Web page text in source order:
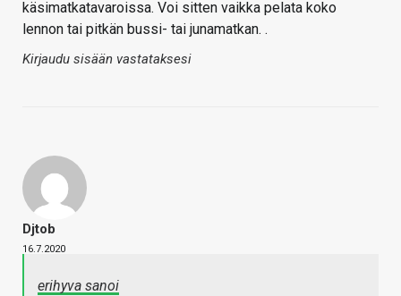
käsimatkatavaroissa. Voi sitten vaikka pelata koko
lennon tai pitkän bussi- tai junamatkan. .
Kirjaudu sisään vastataksesi
Djtob
16.7.2020
erihyva sanoi